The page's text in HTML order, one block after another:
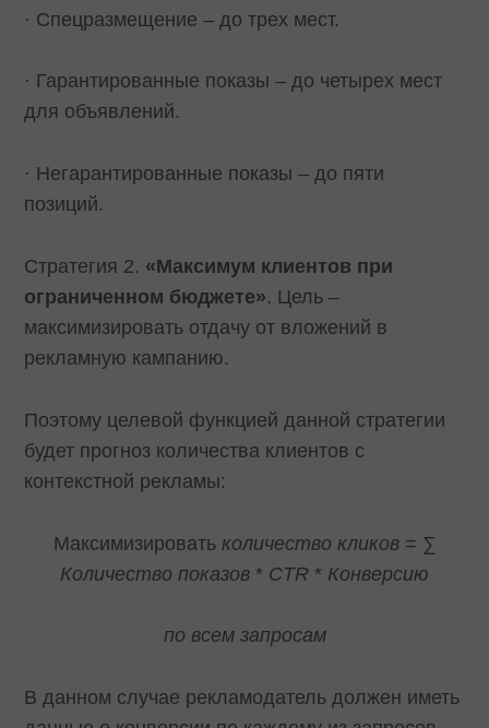
· Спецразмещение – до трех мест.
· Гарантированные показы – до четырех мест
для объявлений.
· Негарантированные показы – до пяти
позиций.
Стратегия 2. «Максимум клиентов при
ограниченном бюджете». Цель –
максимизировать отдачу от вложений в
рекламную кампанию.
Поэтому целевой функцией данной стратегии
будет прогноз количества клиентов с
контекстной рекламы:
Максимизировать количество кликов= ∑
Количество показов * CTR * Конверсию
по всем запросам
В данном случае рекламодатель должен иметь